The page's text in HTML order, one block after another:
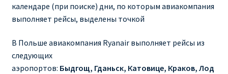
Ryanair пересадки
Ryanair Польша
календаре (при поиске) дни, по которым авиакомпания
выполняет рейсы, выделены точкой
В Польше авиакомпания Ryanair выполняет рейсы из
следующих
аэропортов: Быдгощ, Гданьск, Катовице, Краков, Лод